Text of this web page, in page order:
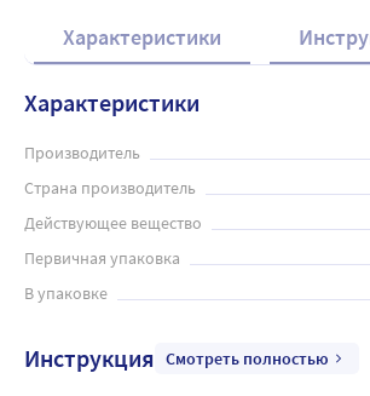
Характеристики
Характеристики
Производитель
Страна производитель
Действующее вещество
Первичная упаковка
В упаковке
Инструкция Смотреть полностью